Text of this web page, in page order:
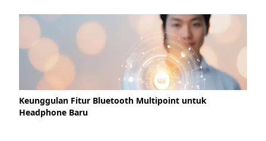
Keunggulan Fitur Bluetooth Multipoint untuk
Headphone Baru